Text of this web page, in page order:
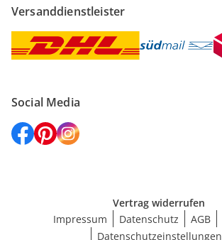
Versanddienstleister
Social Media
Vertrag widerrufen
Impressum
Datenschutz AGB
Datenschutzeinstellungen